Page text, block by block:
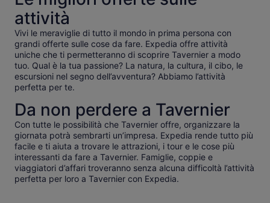
attività
Vivi le meraviglie di tutto il mondo in prima persona con
grandi offerte sulle cose da fare. Expedia offre attività
uniche che ti permetteranno di scoprire Tavernier a modo
tuo. Qual è la tua passione? La natura, la cultura, il cibo, le
escursioni nel segno dell’avventura? Abbiamo l’attività
perfetta per te.
Da non perdere a Tavernier
Con tutte le possibilità che Tavernier offre, organizzare la
giornata potrà sembrarti un’impresa. Expedia rende tutto più
facile e ti aiuta a trovare le attrazioni, i tour e le cose più
interessanti da fare a Tavernier. Famiglie, coppie e
viaggiatori d’affari troveranno senza alcuna difficoltà l’attività
perfetta per loro a Tavernier con Expedia.